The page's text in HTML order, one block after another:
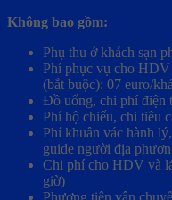
Không bao gồm:
Phụ thu ở khách sạn
Phí phục vụ cho
(bắt buộc): 07 euro/
Đồ uống, chi phí điện
Phí hộ chiếu, chi tiêu
Phí khuân vác hành
guide người địa
Chi phí cho HDV và
giờ)
Phương tiện vận